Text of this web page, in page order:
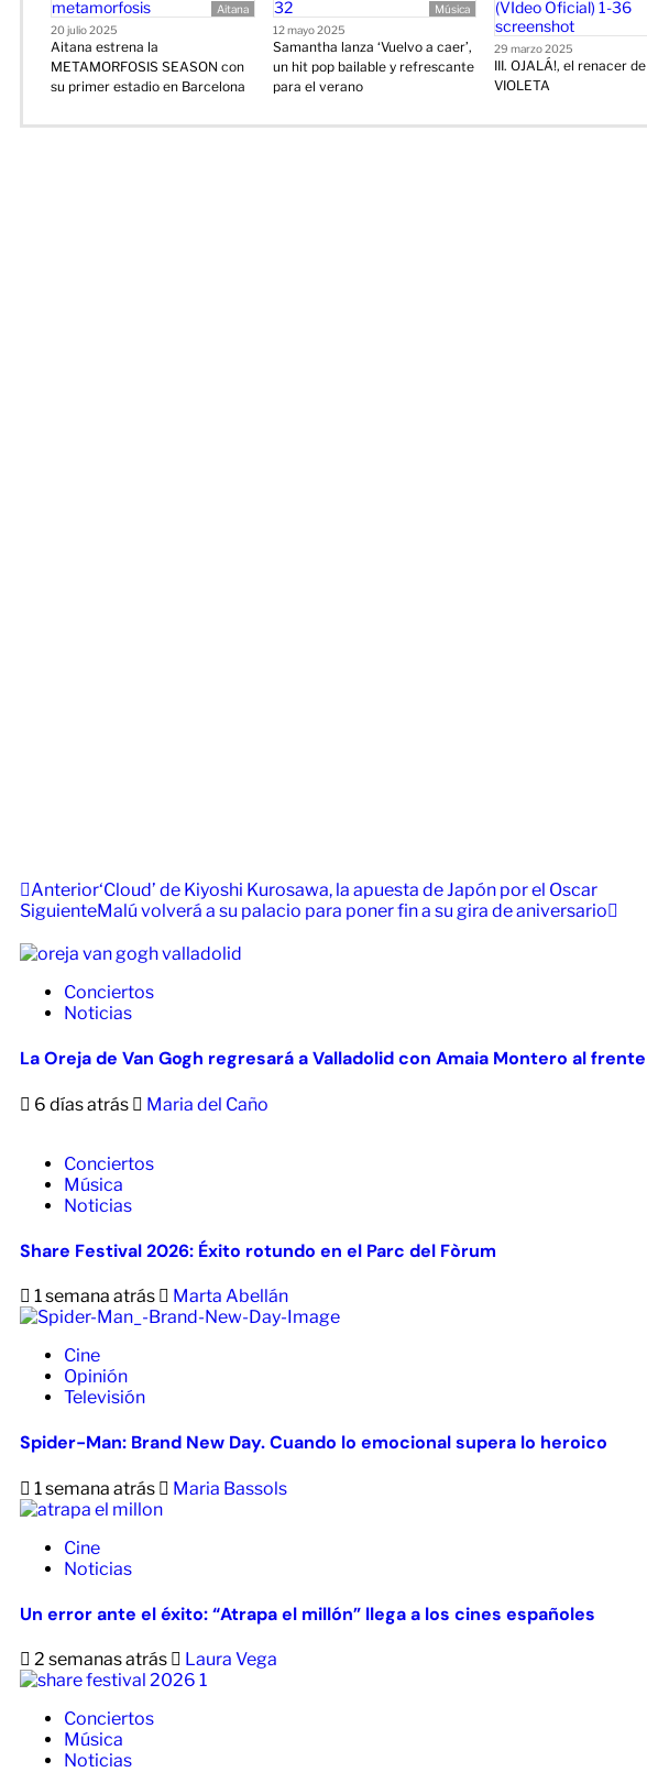
Aitana
20 julio 2025
Aitana estrena la
METAMORFOSIS SEASON con
su primer estadio en Barcelona
Música
12 mayo 2025
Samantha lanza ‘Vuelvo a caer’,
un hit pop bailable y refrescante
para el verano
29 marzo 2025
III. OJALÁ!, el renacer de
VIOLETA
Anterior‘Cloud’ de Kiyoshi Kurosawa, la apuesta de Japón por el Oscar
SiguienteMalú volverá a su palacio para poner fin a su gira de aniversario
Conciertos
Noticias
La Oreja de Van Gogh regresará a Valladolid con Amaia Montero al frente
6 días atrás Maria del Caño
Conciertos
Música
Noticias
Share Festival 2026: Éxito rotundo en el Parc del Fòrum
1 semana atrás Marta Abellán
Cine
Opinión
Televisión
Spider-Man: Brand New Day. Cuando lo emocional supera lo heroico
1 semana atrás Maria Bassols
Cine
Noticias
Un error ante el éxito: “Atrapa el millón” llega a los cines españoles
2 semanas atrás Laura Vega
Conciertos
Música
Noticias